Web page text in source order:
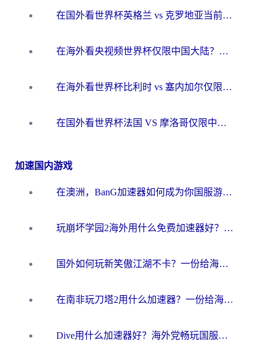
在国外看世界杯英格兰 vs 克罗地亚当前地区不可播放？这篇指南帮你搞定所有海外观赛难题
在海外看央视频世界杯仅限中国大陆？这篇指南帮你解锁中文解说+无卡顿直播
在海外看世界杯比利时 vs 塞内加尔仅限中国大陆？我找到了最流畅的中文解说之路
在国外看世界杯法国 VS 摩洛哥仅限中国大陆？海外党这样看中文解说赛事不卡顿
加速国内游戏
在澳洲，BanG加速器如何成为你国服游戏的“时光机”？
玩崩坏学园2海外用什么免费加速器好？2026海外党亲测国服游戏加速指南
国外如何玩新笑傲江湖不卡？一份给海外游子的终极网络指南
在南非玩刀塔2用什么加速器？一份给海外游子的终极生存指南
Dive用什么加速器好？海外党畅玩国服游戏的终极避坑指南